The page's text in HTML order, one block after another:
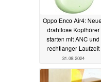
Oppo Enco Air4:
drahtlose Kopfhörer
starten mit ANC und
rechtlanger Laufzeit
31.08.2024